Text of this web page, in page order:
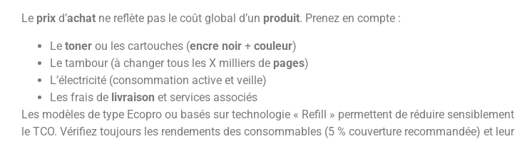
Le prix d’achat ne reflète pas le coût global d’un produit. Prenez en compte :
Le toner ou les cartouches (encre noir + couleur)
Le tambour (à changer tous les X milliers de pages)
L’électricité (consommation active et veille)
Les frais de livraison et services associés
Les modèles de type Ecopro ou basés sur technologie « Refill » permettent de réduire sensiblement
le TCO. Vérifiez toujours les rendements des consommables (5 % couverture recommandée) et leur